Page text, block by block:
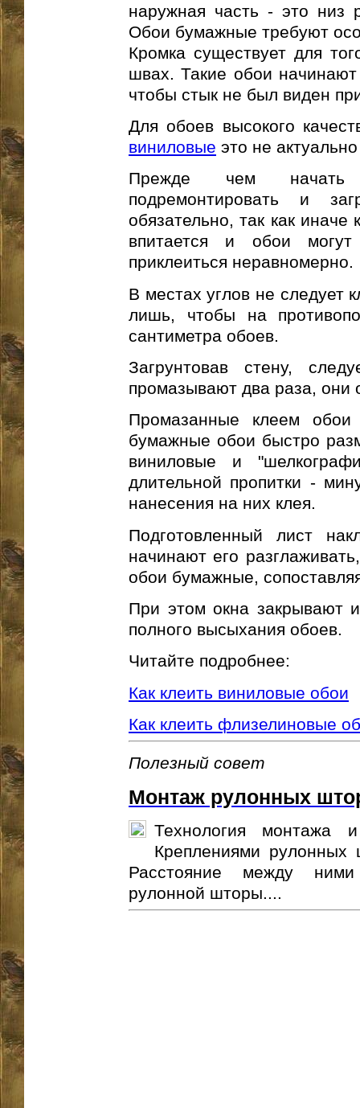
наружная часть - это низ
Обои бумажные требуют
Кромка существует для
швах. Такие обои начинают
чтобы стык не был виден
Для обоев высокого
виниловые это не
Прежде чем начать
подремонтировать и
обязательно, так как
впитается и обои
приклеиться неравномерно.
В местах углов не следует
лишь, чтобы на
сантиметра обоев.
Загрунтовав стену,
промазывают два раза, они
Промазанные клеем обои
бумажные обои быстро
виниловые и
длительной пропитки -
нанесения на них клея.
Подготовленный лист
начинают его
обои бумажные,
При этом окна закрывают
полного высыхания обоев.
Читайте подробнее:
Как клеить виниловые обои
Как клеить флизелиновые
Полезный совет
Монтаж рулонных
Технология монтажа
Креплениями
Расстояние между
рулонной шторы....